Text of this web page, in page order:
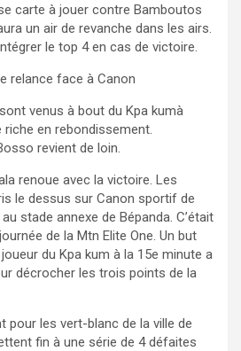
carte à jouer contre Bamboutos
un air de revanche dans les airs.
le top 4 en cas de victoire.
relance face à Canon
sont venus à bout du Kpa kumà
riche en rebondissement.
revient de loin.
renoue avec la victoire. Les
le dessus sur Canon sportif de
stade annexe de Bépanda. C’était
journée de la Mtn Elite One. Un but
du Kpa kum à la 15e minute a
décrocher les trois points de la
pour les vert-blanc de la ville de
fin à une série de 4 défaites